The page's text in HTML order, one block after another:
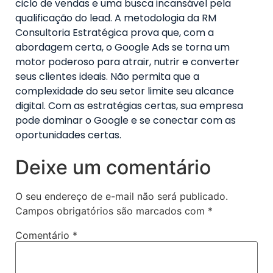
ciclo de vendas e uma busca incansável pela
qualificação do lead. A metodologia da RM
Consultoria Estratégica prova que, com a
abordagem certa, o Google Ads se torna um
motor poderoso para atrair, nutrir e converter
seus clientes ideais. Não permita que a
complexidade do seu setor limite seu alcance
digital. Com as estratégias certas, sua empresa
pode dominar o Google e se conectar com as
oportunidades certas.
Deixe um comentário
O seu endereço de e-mail não será publicado.
Campos obrigatórios são marcados com *
Comentário *